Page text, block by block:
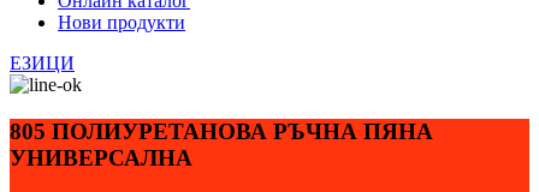
Нови продукти
ЕЗИЦИ
805 ПОЛИУРЕТАНОВА РЪЧНА ПЯНА
УНИВЕРСАЛНА